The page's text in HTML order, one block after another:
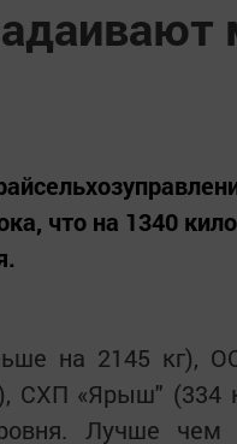
что на 1340
на 2145 кг),
СХП «Ярыш" (334
Лучше